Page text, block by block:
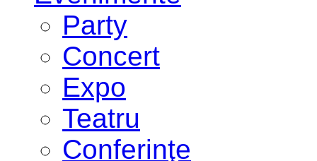
Party
Concert
Expo
Teatru
Conferinţe